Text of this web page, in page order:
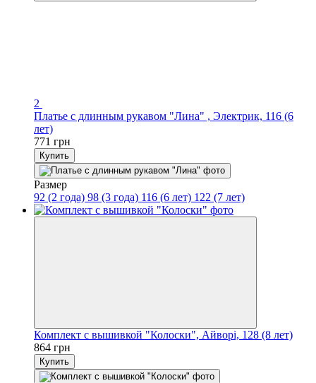
2
Платье с длинным рукавом "Лина" , Электрик, 116 (6
лет)
771 грн
Купить
Размер
92 (2 года) 98 (3 года) 116 (6 лет) 122 (7 лет)
Комплект с вышивкой "Колоски", Айворі, 128 (8 лет)
864 грн
Купить